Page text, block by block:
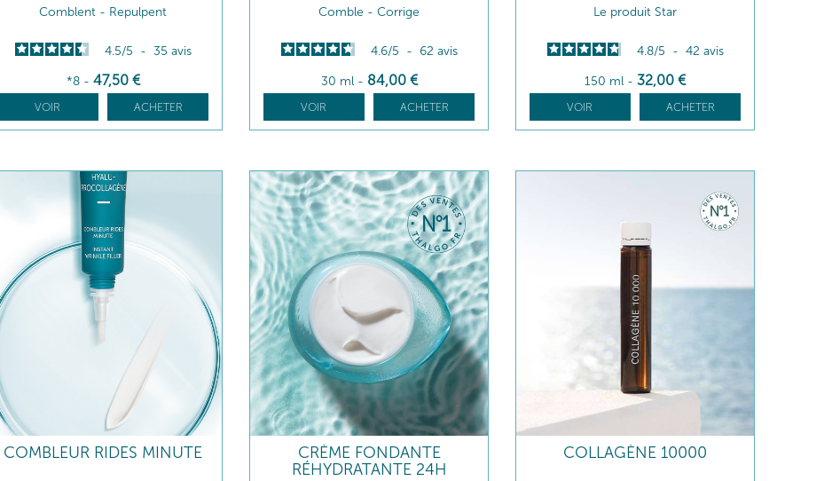
Comblent - Repulpent
4.5/5 - 35 avis
*8 - 47,50 €
VOIR ACHETER
Comble - Corrige
4.6/5 - 62 avis
30 ml - 84,00 €
VOIR ACHETER
Le produit Star
4.8/5 - 42 avis
150 ml - 32,00 €
VOIR ACHETER
COMBLEUR RIDES MINUTE
CRÈME FONDANTE
RÉHYDRATANTE 24H
COLLAGÈNE 10000